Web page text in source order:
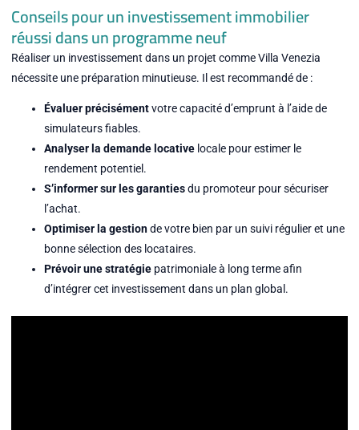
Conseils pour un investissement immobilier
réussi dans un programme neuf
Réaliser un investissement dans un projet comme Villa Venezia
nécessite une préparation minutieuse. Il est recommandé de :
Évaluer précisémentvotre capacité d’emprunt à l’aide de
simulateurs fiables.
Analyser la demande locativelocale pour estimer le
rendement potentiel.
S’informer sur les garantiesdu promoteur pour sécuriser
l’achat.
Optimiser la gestionde votre bien par un suivi régulier et une
bonne sélection des locataires.
Prévoir une stratégiepatrimoniale à long terme afin
d’intégrer cet investissement dans un plan global.